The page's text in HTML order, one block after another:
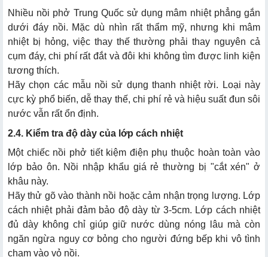
Nhiều nồi phở Trung Quốc sử dụng mâm nhiệt phẳng gắn
dưới đáy nồi. Mặc dù nhìn rất thẩm mỹ, nhưng khi mâm
nhiệt bị hỏng, việc thay thế thường phải thay nguyên cả
cụm đáy, chi phí rất đắt và đôi khi không tìm được linh kiện
tương thích.
Hãy chọn các mẫu nồi sử dụng thanh nhiệt rời. Loại này
cực kỳ phổ biến, dễ thay thế, chi phí rẻ và hiệu suất đun sôi
nước vẫn rất ổn định.
2.4. Kiểm tra độ dày của lớp cách nhiệt
Một chiếc nồi phở tiết kiệm điện phụ thuộc hoàn toàn vào
lớp bảo ôn. Nồi nhập khẩu giá rẻ thường bị "cắt xén" ở
khâu này.
Hãy thử gõ vào thành nồi hoặc cảm nhận trọng lượng. Lớp
cách nhiệt phải đảm bảo độ dày từ 3-5cm. Lớp cách nhiệt
đủ dày không chỉ giúp giữ nước dùng nóng lâu mà còn
ngăn ngừa nguy cơ bỏng cho người đứng bếp khi vô tình
chạm vào vỏ nồi.